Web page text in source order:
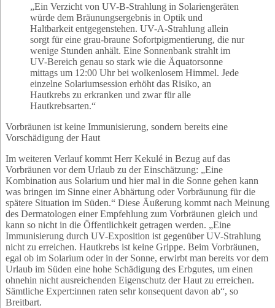
„Ein Verzicht von UV-B-Strahlung in Solariengeräten
würde dem Bräunungsergebnis in Optik und
Haltbarkeit entgegenstehen. UV-A-Strahlung allein
sorgt für eine grau-braune Sofortpigmentierung, die nur
wenige Stunden anhält. Eine Sonnenbank strahlt im
UV-Bereich genau so stark wie die Äquatorsonne
mittags um 12:00 Uhr bei wolkenlosem Himmel. Jede
einzelne Solariumsession erhöht das Risiko, an
Hautkrebs zu erkranken und zwar für alle
Hautkrebsarten.“
Vorbräunen ist keine Immunisierung, sondern bereits eine
Vorschädigung der Haut
Im weiteren Verlauf kommt Herr Kekulé in Bezug auf das
Vorbräunen vor dem Urlaub zu der Einschätzung: „Eine
Kombination aus Solarium und hier mal in die Sonne gehen kann
was bringen im Sinne einer Abhärtung oder Vorbräunung für die
spätere Situation im Süden.“ Diese Äußerung kommt nach Meinung
des Dermatologen einer Empfehlung zum Vorbräunen gleich und
kann so nicht in die Öffentlichkeit getragen werden. „Eine
Immunisierung durch UV-Exposition ist gegenüber UV-Strahlung
nicht zu erreichen. Hautkrebs ist keine Grippe. Beim Vorbräunen,
egal ob im Solarium oder in der Sonne, erwirbt man bereits vor dem
Urlaub im Süden eine hohe Schädigung des Erbgutes, um einen
ohnehin nicht ausreichenden Eigenschutz der Haut zu erreichen.
Sämtliche Expert:innen raten sehr konsequent davon ab“, so
Breitbart.